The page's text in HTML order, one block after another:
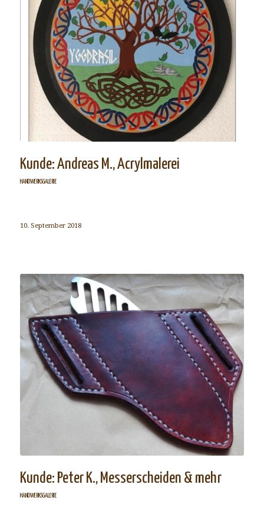
Kunde: Andreas M., Acrylmalerei
HANDWERKSGALERIE
10. September 2018
Kunde: Peter K., Messerscheiden & mehr
HANDWERKSGALERIE